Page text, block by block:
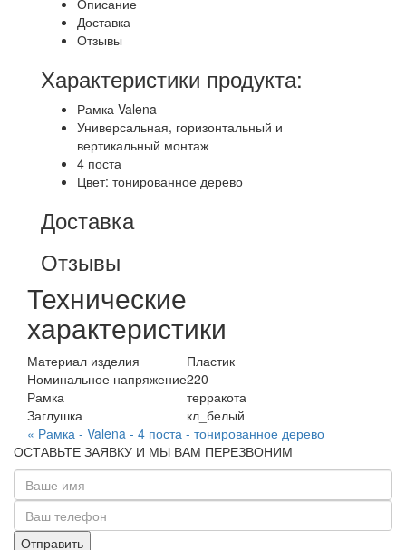
Описание
Доставка
Отзывы
Характеристики продукта:
Рамка Valena
Универсальная, горизонтальный и
вертикальный монтаж
4 поста
Цвет: тонированное дерево
Доставка
Отзывы
Технические
характеристики
Материал изделия
Пластик
Номинальное напряжение220
Рамка
терракота
Заглушка
кл_белый
« Рамка - Valena - 4 поста - тонированное дерево
ОСТАВЬТЕ ЗАЯВКУ И МЫ ВАМ ПЕРЕЗВОНИМ